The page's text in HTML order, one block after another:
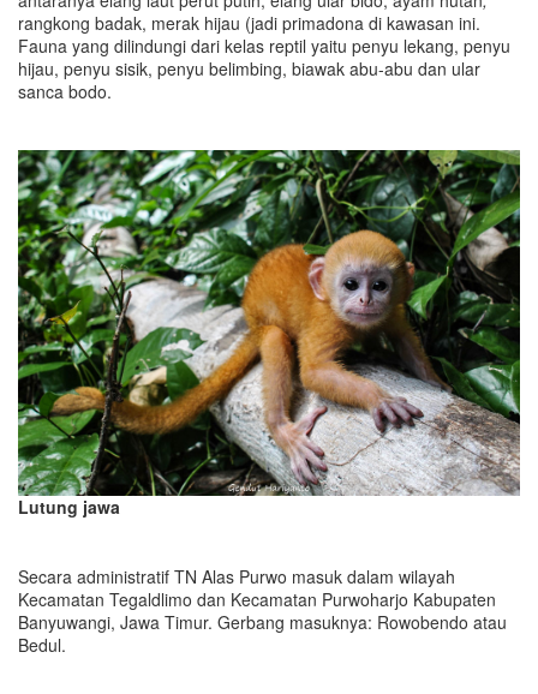
rangkong badak, merak hijau (jadi primadona di kawasan ini.
Fauna yang dilindungi dari kelas reptil yaitu penyu lekang, penyu
hijau, penyu sisik, penyu belimbing, biawak abu-abu dan ular
sanca bodo.
Lutung jawa
Secara administratif TN Alas Purwo masuk dalam wilayah
Kecamatan Tegaldlimo dan Kecamatan Purwoharjo Kabupaten
Banyuwangi, Jawa Timur. Gerbang masuknya: Rowobendo atau
Bedul.